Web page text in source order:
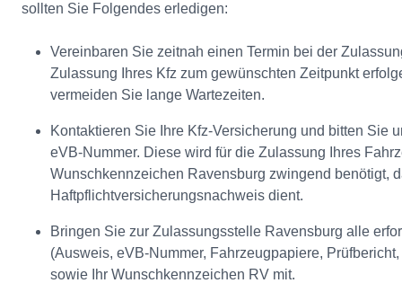
sollten Sie Folgendes erledigen:
Vereinbaren Sie zeitnah einen Termin bei der
Zulassung Ihres Kfz zum gewünschten Zeitpunkt
vermeiden Sie lange Wartezeiten.
Kontaktieren Sie Ihre Kfz-Versicherung und bitten Sie
eVB-Nummer. Diese wird für die Zulassung Ihres
Wunschkennzeichen Ravensburg zwingend benötigt,
Haftpflichtversicherungsnachweis dient.
Bringen Sie zur Zulassungsstelle Ravensburg alle
(Ausweis, eVB-Nummer, Fahrzeugpapiere,
sowie Ihr Wunschkennzeichen RV mit.